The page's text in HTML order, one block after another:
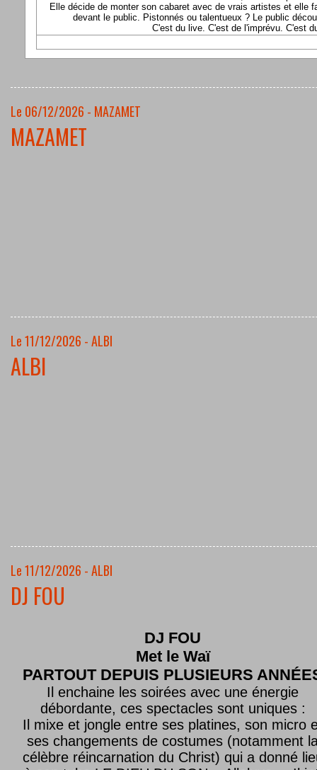
Elle décide de monter son cabaret avec de vrais artistes et elle
devant le public. Pistonnés ou talentueux ? Le public
C'est du live. C'est de l'imprévu. C'est
Le 06/12/2026 - MAZAMET
MAZAMET
Le 11/12/2026 - ALBI
ALBI
Le 11/12/2026 - ALBI
DJ FOU
DJ FOU
Met le Waï
PARTOUT DEPUIS PLUSIEURS
Il enchaine les soirées avec une énergie
débordante, ces spectacles sont uniques :
Il mixe et jongle entre ses platines, son micro
ses changements de costumes (notamment
célèbre réincarnation du Christ) qui a donné